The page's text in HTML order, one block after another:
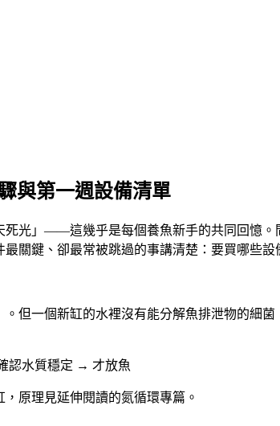
與第一週設備清單
死光」——這幾乎是每個養魚新手的共同回憶
關鍵、卻最常被跳過的事講清楚：要買哪些
但一個新缸的水裡沒有能分解魚排泄物的
認水質穩定 → 才放魚
，原理見延伸閱讀的氮循環專篇。